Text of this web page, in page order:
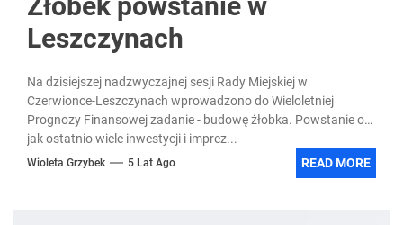
Leszczynach
Na dzisiejszej nadzwyczajnej sesji Rady Miejskiej w
Czerwionce-Leszczynach wprowadzono do Wieloletniej
Prognozy Finansowej zadanie - budowę żłobka. Powstanie on,
jak ostatnio wiele inwestycji i imprez...
Wioleta Grzybek 5 Lat Ago READ MORE